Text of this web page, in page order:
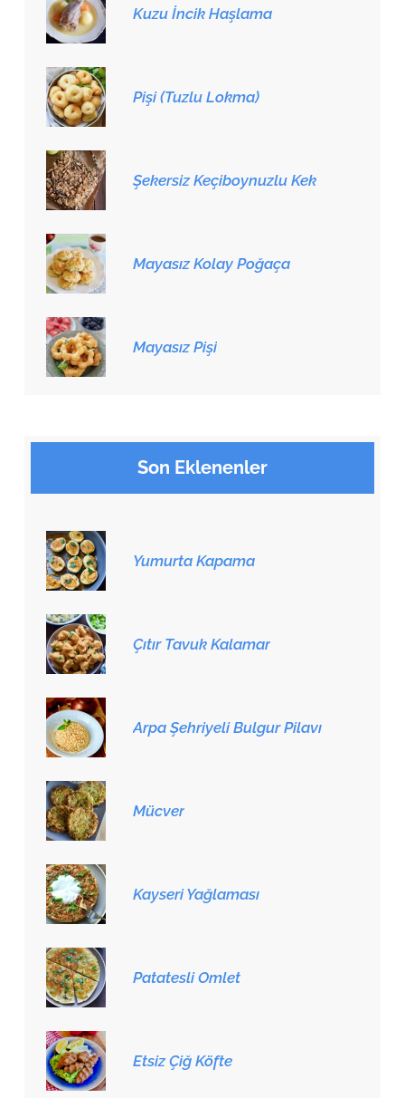
Kuzu İncik Haşlama
Pişi (Tuzlu Lokma)
Şekersiz Keçiboynuzlu Kek
Mayasız Kolay Poğaça
Mayasız Pişi
Son Eklenenler
Yumurta Kapama
Çıtır Tavuk Kalamar
Arpa Şehriyeli Bulgur Pilavı
Mücver
Kayseri Yağlaması
Patatesli Omlet
Etsiz Çiğ Köfte